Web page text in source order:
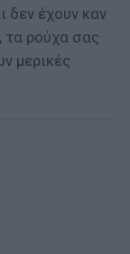
δεν έχουν καν
τα ρούχα σας
μερικές